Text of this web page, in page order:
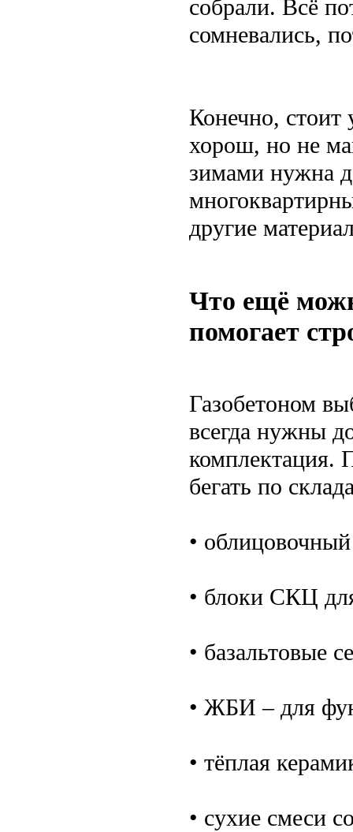
собрали. Всё
сомневались,
Конечно, стоит
хорош, но не
зимами нужна
другие
Что ещё
помогает
Газобетоном
всегда нужны
комплектация.
бегать по
•
• блоки СКЦ
• базальтовые
• ЖБИ – для
• тёплая
• сухие смеси